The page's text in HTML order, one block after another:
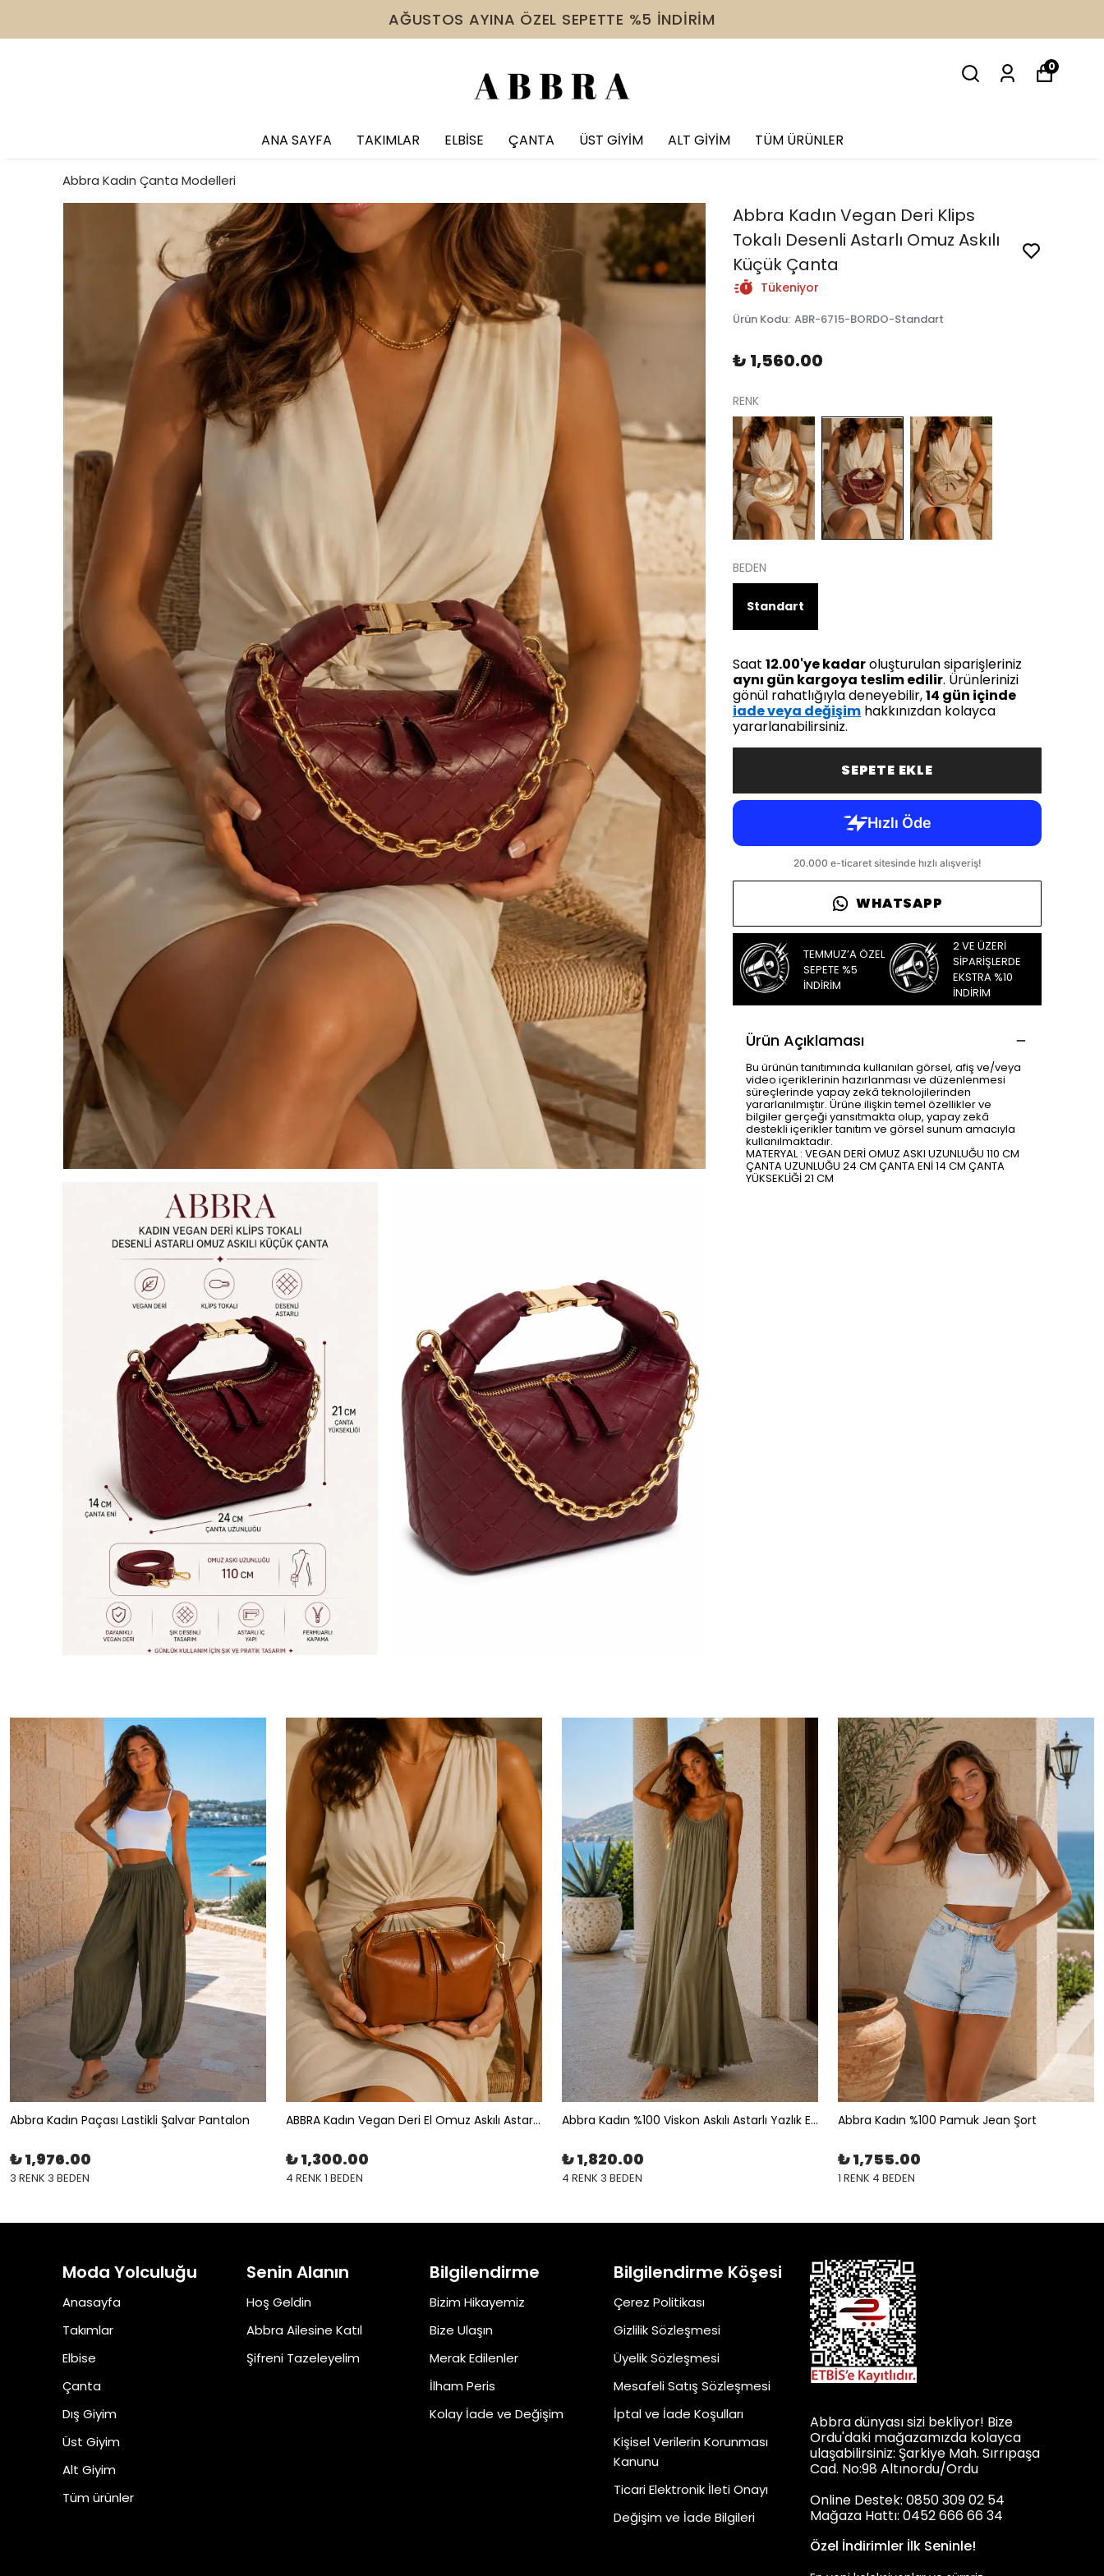
2 VE ÜZERİ ÜRÜNDE TÜM İNDİRİMLERE EK %10 İNDİRİM
ANA SAYFA TAKIMLAR ELBİSE ÇANTA ÜST GİYİM ALT GİYİM TÜM ÜRÜNLER
0
Abbra Kadın Çanta Modelleri
Abbra Kadın Vegan Deri Klips
Tokalı Desenli Astarlı Omuz Askılı
Küçük Çanta
Tükeniyor
Ürün Kodu: ABR-6715-BORDO-Standart
₺ 1,560.00
RENK
BEDEN
Standart
Saat 12.00'ye kadaroluşturulan siparişleriniz
aynı gün kargoya teslim edilir. Ürünlerinizi
gönül rahatlığıyla deneyebilir,14 gün içinde
iade veya değişim hakkınızdan kolayca
yararlanabilirsiniz.
SEPETE EKLE
WHATSAPP
TEMMUZ’A ÖZEL
SEPETE %5
İNDİRİM
2 VE ÜZERİ
SİPARİŞLERDE
EKSTRA %10
İNDİRİM
Ürün Açıklaması
Bu ürünün tanıtımında kullanılan görsel, afiş ve/veya
video içeriklerinin hazırlanması ve düzenlenmesi
süreçlerinde yapay zekâ teknolojilerinden
yararlanılmıştır. Ürüne ilişkin temel özellikler ve
bilgiler gerçeği yansıtmakta olup, yapay zekâ
destekli içerikler tanıtım ve görsel sunum amacıyla
kullanılmaktadır.
MATERYAL : VEGAN DERİ OMUZ ASKI UZUNLUĞU 110 CM
ÇANTA UZUNLUĞU 24 CM ÇANTA ENİ 14 CM ÇANTA
YÜKSEKLİĞİ 21 CM
Abbra Kadın Paçası Lastikli Şalvar Pantalon
₺ 1,976.00
3 RENK 3 BEDEN
ABBRA Kadın Vegan Deri El Omuz Askılı Astarlı Küçük Çanta
₺ 1,300.00
4 RENK 1 BEDEN
Abbra Kadın %100 Viskon Askılı Astarlı Yazlık Elbise
₺ 1,820.00
4 RENK 3 BEDEN
Abbra Kadın %100 Pamuk Jean Şort
₺ 1,755.00
1 RENK 4 BEDEN
Moda Yolculuğu
Anasayfa
Takımlar
Elbise
Çanta
Dış Giyim
Üst Giyim
Alt Giyim
Tüm ürünler
Senin Alanın
Hoş Geldin
Abbra Ailesine Katıl
Şifreni Tazeleyelim
Bilgilendirme
Bizim Hikayemiz
Bize Ulaşın
Merak Edilenler
İlham Peris
Kolay İade ve Değişim
Bilgilendirme Köşesi
Çerez Politikası
Gizlilik Sözleşmesi
Üyelik Sözleşmesi
Mesafeli Satış Sözleşmesi
İptal ve İade Koşulları
Kişisel Verilerin Korunması
Kanunu
Ticari Elektronik İleti Onayı
Değişim ve İade Bilgileri
Abbra dünyası sizi bekliyor! Bize
Ordu'daki mağazamızda kolayca
ulaşabilirsiniz: Şarkiye Mah. Sırrıpaşa
Cad. No:98 Altınordu/Ordu
Online Destek: 0850 309 02 54
Mağaza Hattı: 0452 666 66 34
Özel İndirimler İlk Seninle!